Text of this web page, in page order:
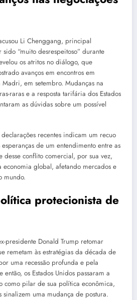
Li Chenggang, principal
“muito desrespeitoso” durante
os atritos no diálogo, que
avanços em encontros em
em setembro. Mudanças na
raras e a resposta tarifária dos Estados
as dúvidas sobre um possível
recentes indicam um recuo
esperanças de um entendimento entre as
desse conflito comercial, por sua vez,
economia global, afetando mercados e
mundo.
protecionista de
presidente Donald Trump retomar
remetam às estratégias da década de
uma recessão profunda e pela
então, os Estados Unidos passaram a
como pilar de sua política econômica,
sinalizem uma mudança de postura.